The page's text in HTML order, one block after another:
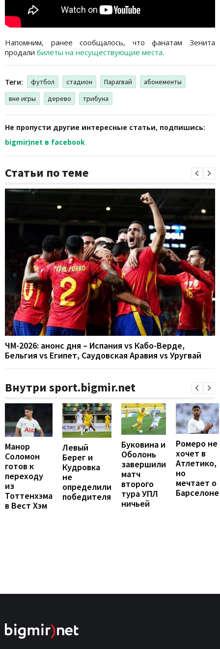
Напомним, ранее сообщалось, что фанатам Зенита
продали билеты на несуществующие места.
Теги: футбол стадион Парагвай
абонементы
вне игры
дерево трибуна
Не пропусти другие интересные статьи, подпишись:
bigmir)net в facebook
Статьи по теме
ЧМ-2026: анонс дня – Испания vs Кабо-Верде,
Бельгия vs Египет, Саудовская Аравия vs Уругвай
Внутри sport.bigmir.net
Манор
Соломон
готов к
переходу
из
Тоттенхэма
в Вест Хэм
Левый
Берег и
Кудровка
не
определили
победителя
Буковина и
Оболонь
завершили
матч
второго
тура УПЛ
ничьей
Ромеро не
хочет в
Атлетико,
но
мечтает о
Барселоне